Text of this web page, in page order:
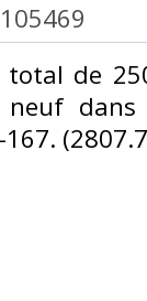
de
neuf